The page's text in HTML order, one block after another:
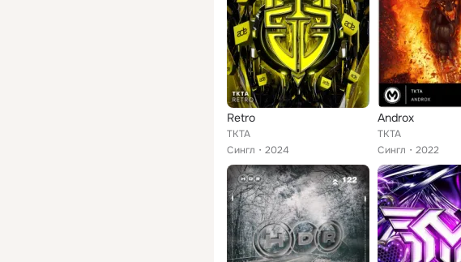
Retro
TKTA
Сингл
2024
Androx
TKTA
Сингл
2022